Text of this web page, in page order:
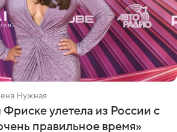
Нужная
улетела из России с
правильное время»